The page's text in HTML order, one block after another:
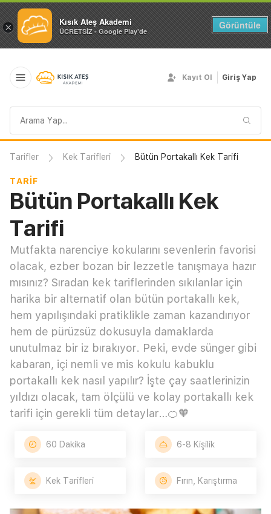
× Kısık Ateş Akademi
ÜCRETSİZ - Google Play'de
Görüntüle
sorgusu
Kayıt Ol Giriş Yap
Tarifler Kek Tarifleri Bütün Portakallı Kek Tarifi
TARIF
Bütün Portakallı Kek
Tarifi
Mutfakta narenciye kokularını sevenlerin favorisi
olacak, ezber bozan bir lezzetle tanışmaya hazır
mısınız? Sıradan kek tariflerinden sıkılanlar için
harika bir alternatif olan bütün portakallı kek,
hem yapılışındaki pratiklikle zaman kazandırıyor
hem de pürüzsüz dokusuyla damaklarda
unutulmaz bir iz bırakıyor. Peki, evde sünger gibi
kabaran, içi nemli ve mis kokulu kabuklu
portakallı kek nasıl yapılır? İşte çay saatlerinizin
yıldızı olacak, tam ölçülü ve kolay portakallı kek
tarifi için gerekli tüm detaylar…🍊🧡
60 Dakika 6-8 Kişilik
Kek Tarifleri Fırın, Karıştırma